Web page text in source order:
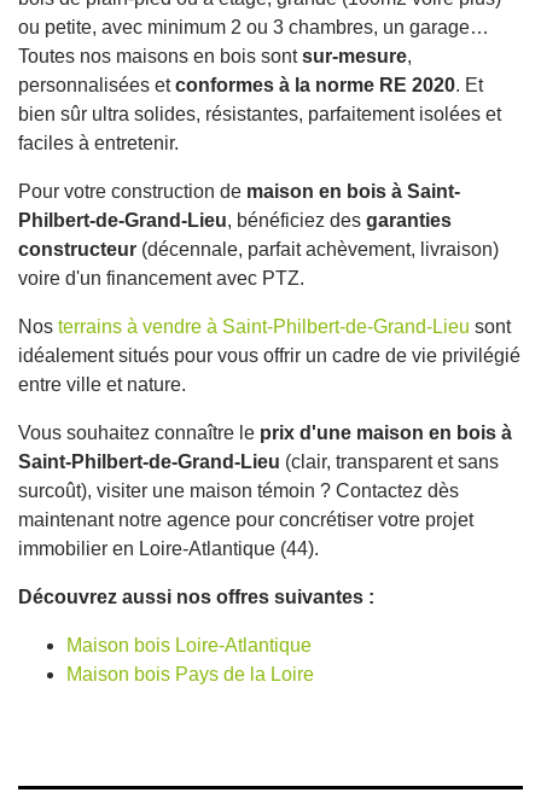
ou petite, avec minimum 2 ou 3 chambres, un garage…
Toutes nos maisons en bois sontsur-mesure,
personnalisées etconformes à la norme RE 2020. Et
bien sûr ultra solides, résistantes, parfaitement isolées et
faciles à entretenir.
Pour votre construction de maison en bois à Saint-
Philbert-de-Grand-Lieu, bénéficiez des garanties
constructeur (décennale, parfait achèvement, livraison)
voire d'un financement avec PTZ.
Nos terrains à vendre à Saint-Philbert-de-Grand-Lieu sont
idéalement situés pour vous offrir un cadre de vie privilégié
entre ville et nature.
Vous souhaitez connaître le prix d'une maison en bois à
Saint-Philbert-de-Grand-Lieu (clair, transparent et sans
surcoût), visiter une maison témoin ? Contactez dès
maintenant notre agence pour concrétiser votre projet
immobilier en Loire-Atlantique (44).
Découvrez aussi nos offres suivantes :
Maison bois Loire-Atlantique
Maison bois Pays de la Loire